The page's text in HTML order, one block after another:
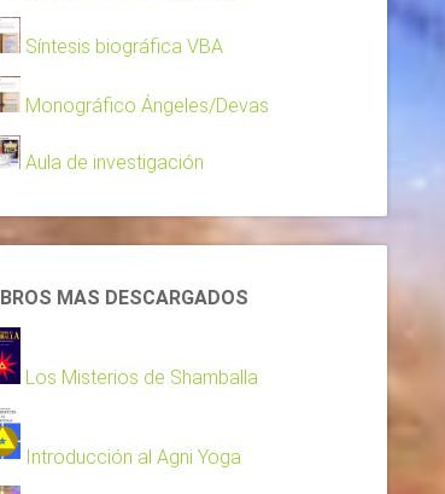
Síntesis biográfica VBA
Monográfico Ángeles/Devas
Aula de investigación
MAS DESCARGADOS
Los Misterios de Shamballa
Introducción al Agni Yoga